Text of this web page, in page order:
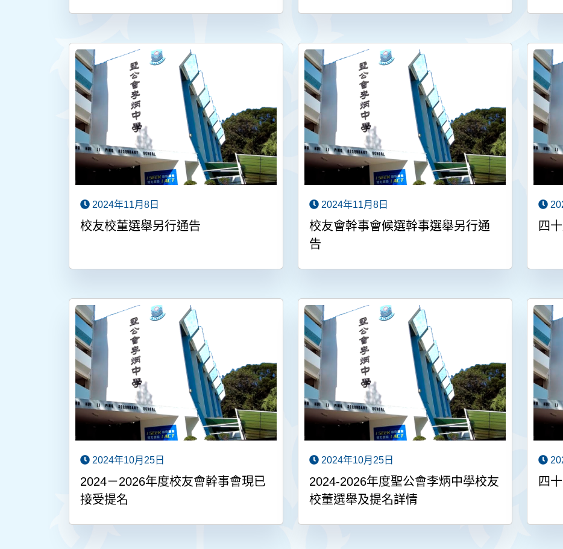
2024年11月8日
校友校董選舉另行通告
2024年11月8日
校友會幹事會候選幹事選舉另行通
告
四
2024年10月25日
2024－2026年度校友會幹事會現已
接受提名
2024年10月25日
2024-2026年度聖公會李炳中學校友
校董選舉及提名詳情
四